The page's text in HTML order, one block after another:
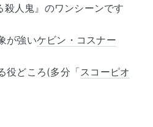
殺人鬼』のワンシーンです
が強いケビン・コスナー
役どころ(多分「スコーピオ